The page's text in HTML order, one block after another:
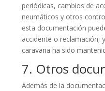
periódicas, cambios de
neumáticos y otros
esta documentación
accidente o reclamación,
caravana ha sido
7. Otros
Además de la